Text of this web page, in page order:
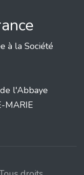
à la Société
l'Abbaye
MARIE